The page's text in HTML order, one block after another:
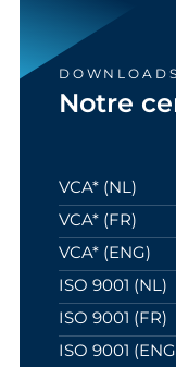
DOWNLOADS
Notre
VCA* (NL)
VCA* (FR)
VCA* (ENG)
ISO 9001 (NL)
ISO 9001 (FR)
ISO 9001